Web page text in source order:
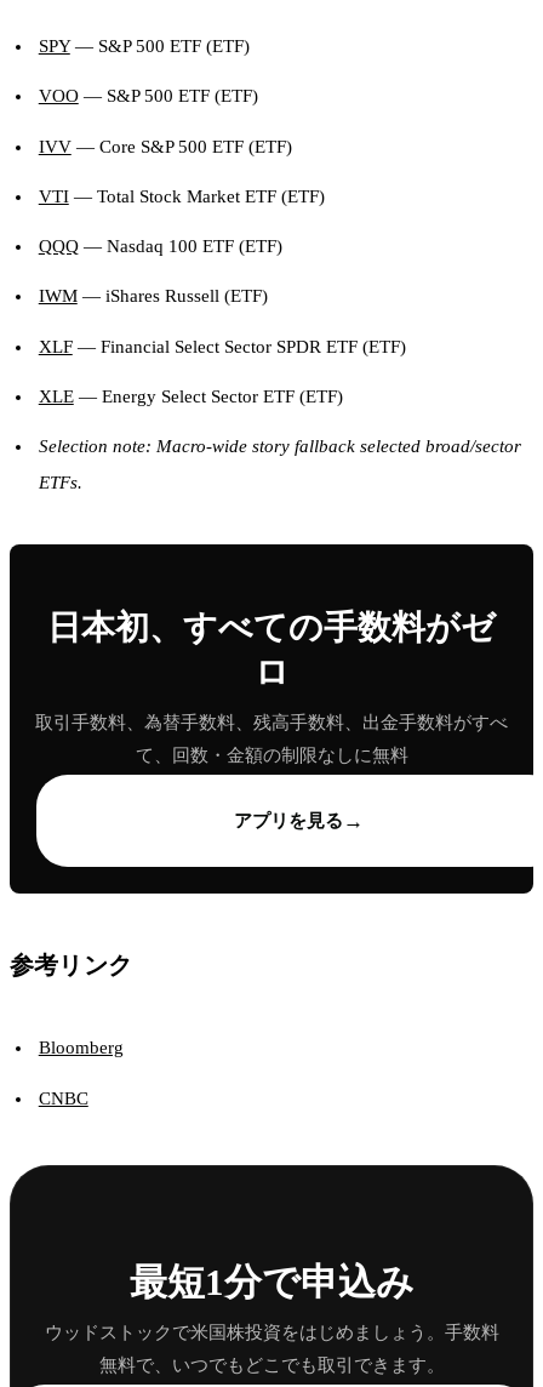
SPY— S&P 500 ETF (ETF)
VOO— S&P 500 ETF (ETF)
IVV— Core S&P 500 ETF (ETF)
VTI— Total Stock Market ETF (ETF)
QQQ— Nasdaq 100 ETF (ETF)
IWM— iShares Russell (ETF)
XLF— Financial Select Sector SPDR ETF (ETF)
XLE— Energy Select Sector ETF (ETF)
Selection note: Macro-wide story fallback selected broad/sector
ETFs.
日本初、すべての手数料がゼ
ロ
取引手数料、為替手数料、残高手数料、出金手数料がすべ
て、回数・金額の制限なしに無料
アプリを見る →
参考リンク
Bloomberg
CNBC
最短1分で申込み
ウッドストックで米国株投資をはじめましょう。手数料
無料で、いつでもどこでも取引できます。